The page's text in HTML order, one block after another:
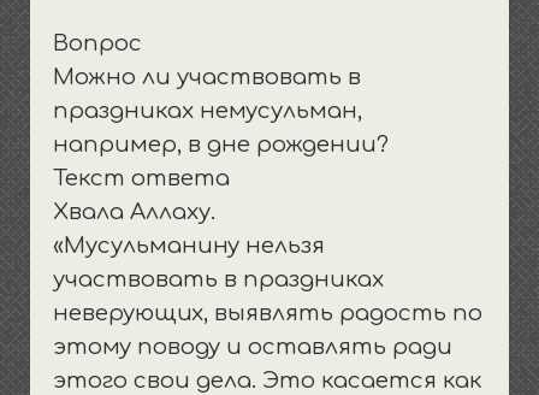
Закят и финансы
Азкары и ду’а
Коран
Пятница
‘Ид — праздники
Сафар
Женщина
Учеба и обучение
выпадающее
меню
Джархисты и мурджииты
Джахмиты и ашариты
Шииты-рафидиты
Иноверцы
Вопрос
Можно ли участвовать в
праздниках немусульман,
например, в дне рождении?
Текст ответа
Хвала Аллаху.
«Мусульманину нельзя
участвовать в праздниках
неверующих, выявлять радость по
этому поводу и оставлять ради
этого свои дела. Это касается как